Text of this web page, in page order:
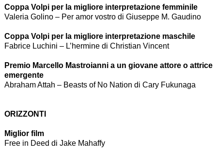
Coppa Volpi per la migliore interpretazione femminile
Valeria Golino – Per amor vostro di Giuseppe M. Gaudino
Coppa Volpi per la migliore interpretazione maschile
Fabrice Luchini – L’hermine di Christian Vincent
Premio Marcello Mastroianni a un giovane attore o attrice
emergente
Abraham Attah – Beasts of No Nation di Cary Fukunaga
ORIZZONTI
Miglior film
Free in Deed di Jake Mahaffy